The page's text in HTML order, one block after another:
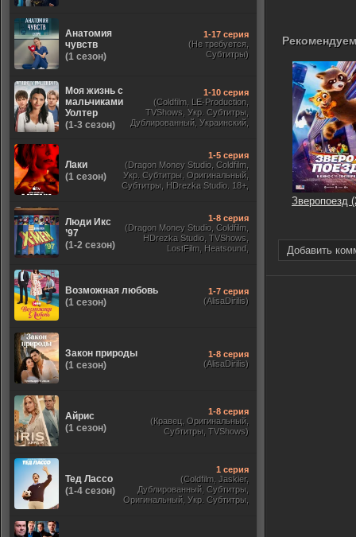
Зверопоезд
Добавить
Анатомия
чувств
(1 сезон)
1-17 серия
(Не требуется,
Субтитры)
Моя жизнь с
мальчиками
Уолтер
(1-3 сезон)
1-10 серия
(Coldfilm, LE-Production,
TVShows, Укр. Субтитры,
Дублированный, Украинский,
Лаки
(1 сезон)
1-5 серия
(Dragon Money Studio, Coldfilm,
Укр. Субтитры, Оригинальный,
Субтитры, HDrezka Studio. 18+,
Люди Икс
’97
(1-2 сезон)
1-8 серия
(Dragon Money Studio, Coldfilm,
HDrezka Studio, TVShows,
LostFilm, Heatsound,
Возможная любовь
(1 сезон)
1-7 серия
(AlisaDirilis)
Закон природы
(1 сезон)
1-8 серия
(AlisaDirilis)
Айрис
(1 сезон)
1-8 серия
(Кравец, Оригинальный,
Субтитры, TVShows)
Тед Лассо
(1-4 сезон)
1 серия
(Coldfilm, Jaskier,
Дублированный, Субтитры,
Оригинальный, Укр. Субтитры,